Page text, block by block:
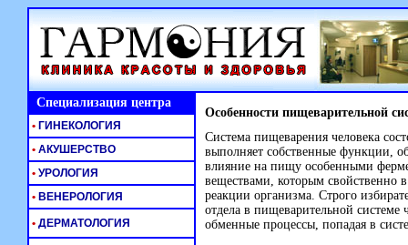
Специализация центра Особенности пищеварительной
Система пищеварения человека
выполняет собственные функции,
влияние на пищу особенными
веществами, которым свойственно
реакции организма. Строго
отдела в пищеварительной
обменные процессы, попадая в
• ГИНЕКОЛОГИЯ
• АКУШЕРСТВО
• УРОЛОГИЯ
• ВЕНЕРОЛОГИЯ
• ДЕРМАТОЛОГИЯ